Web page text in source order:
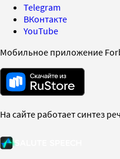
Telegram
ВКонтакте
YouTube
Мобильное приложение
На сайте работает синтез